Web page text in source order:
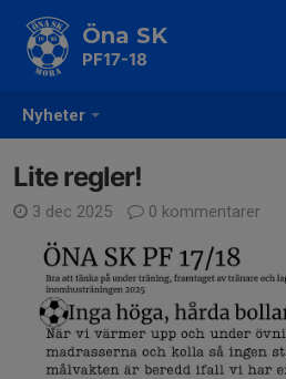
Nyheter
Öna SK
PF17-18
Lite regler!
3 dec 2025 0 kommentarer